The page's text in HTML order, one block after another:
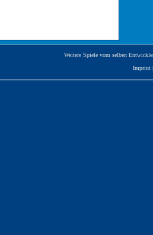
Weitere Spiele vom selben
Imprint